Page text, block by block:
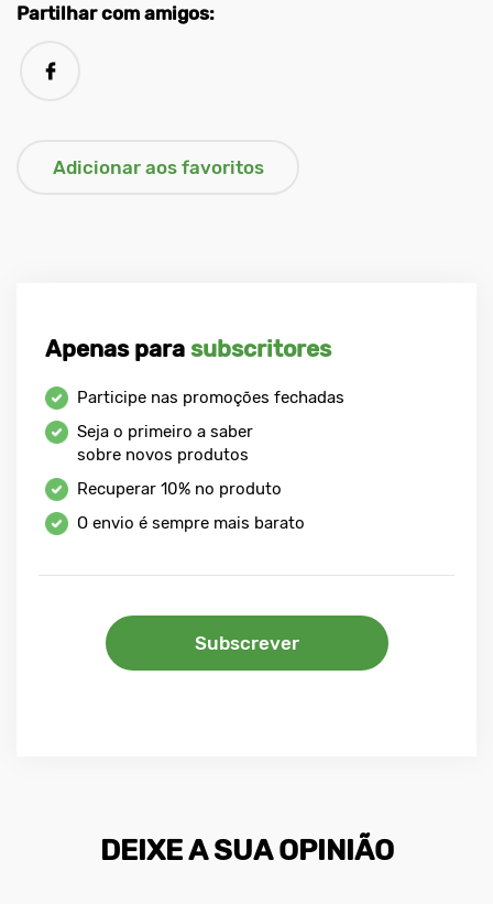
Partilhar com amigos:
Apenas para subscritores
Participe nas promoções fechadas
Seja o primeiro a saber
sobre novos produtos
Recuperar 10% no produto
O envio é sempre mais barato
Subscrever
DEIXE A SUA OPINIÃO